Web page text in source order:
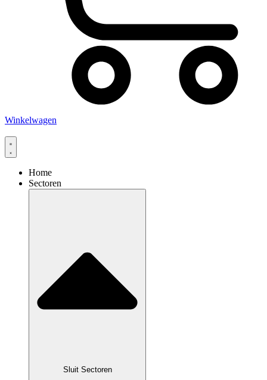
Winkelwagen
Home
Sectoren
Sluit Sectoren